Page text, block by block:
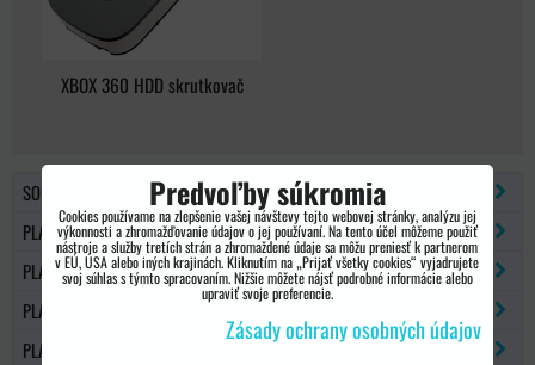
XBOX 360 HDD skrutkovač
SONY PSP
PLAYSTATION 2
PLAYSTATION 3
PLAYSTATION 4
PLAYSTATION 5
Predvoľby súkromia
Cookies používame na zlepšenie vašej návštevy tejto webovej stránky, analýzu jej
výkonnosti a zhromažďovanie údajov o jej používaní. Na tento účel môžeme použiť
nástroje a služby tretích strán a zhromaždené údaje sa môžu preniesť k partnerom
v EÚ, USA alebo iných krajinách. Kliknutím na „Prijať všetky cookies“ vyjadrujete
svoj súhlas s týmto spracovaním. Nižšie môžete nájsť podrobné informácie alebo
upraviť svoje preferencie.
Zásady ochrany osobných údajov